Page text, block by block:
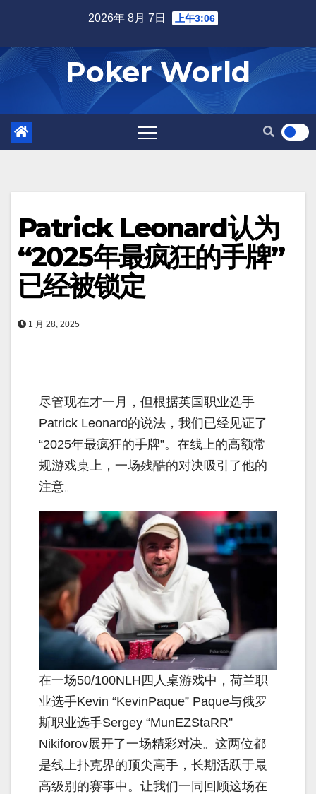
content
2026年 8月 7日 上午3:06
Poker World
Patrick Leonard认为
“2025年最疯狂的手牌”
已经被锁定
1 月 28, 2025
尽管现在才一月，但根据英国职业选手
Patrick Leonard的说法，我们已经见证了
“2025年最疯狂的手牌”。在线上的高额常
规游戏桌上，一场残酷的对决吸引了他的
注意。
在一场50/100NLH四人桌游戏中，荷兰职
业选手Kevin “KevinPaque” Paque与俄罗
斯职业选手Sergey “MunEZStaRR”
Nikiforov展开了一场精彩对决。这两位都
是线上扑克界的顶尖高手，长期活跃于最
高级别的赛事中。让我们一同回顾这场在